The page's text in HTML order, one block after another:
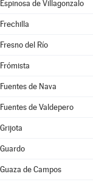
Espinosa de Villagonzalo
Frechilla
Fresno del Río
Frómista
Fuentes de Nava
Fuentes de Valdepero
Grijota
Guardo
Guaza de Campos